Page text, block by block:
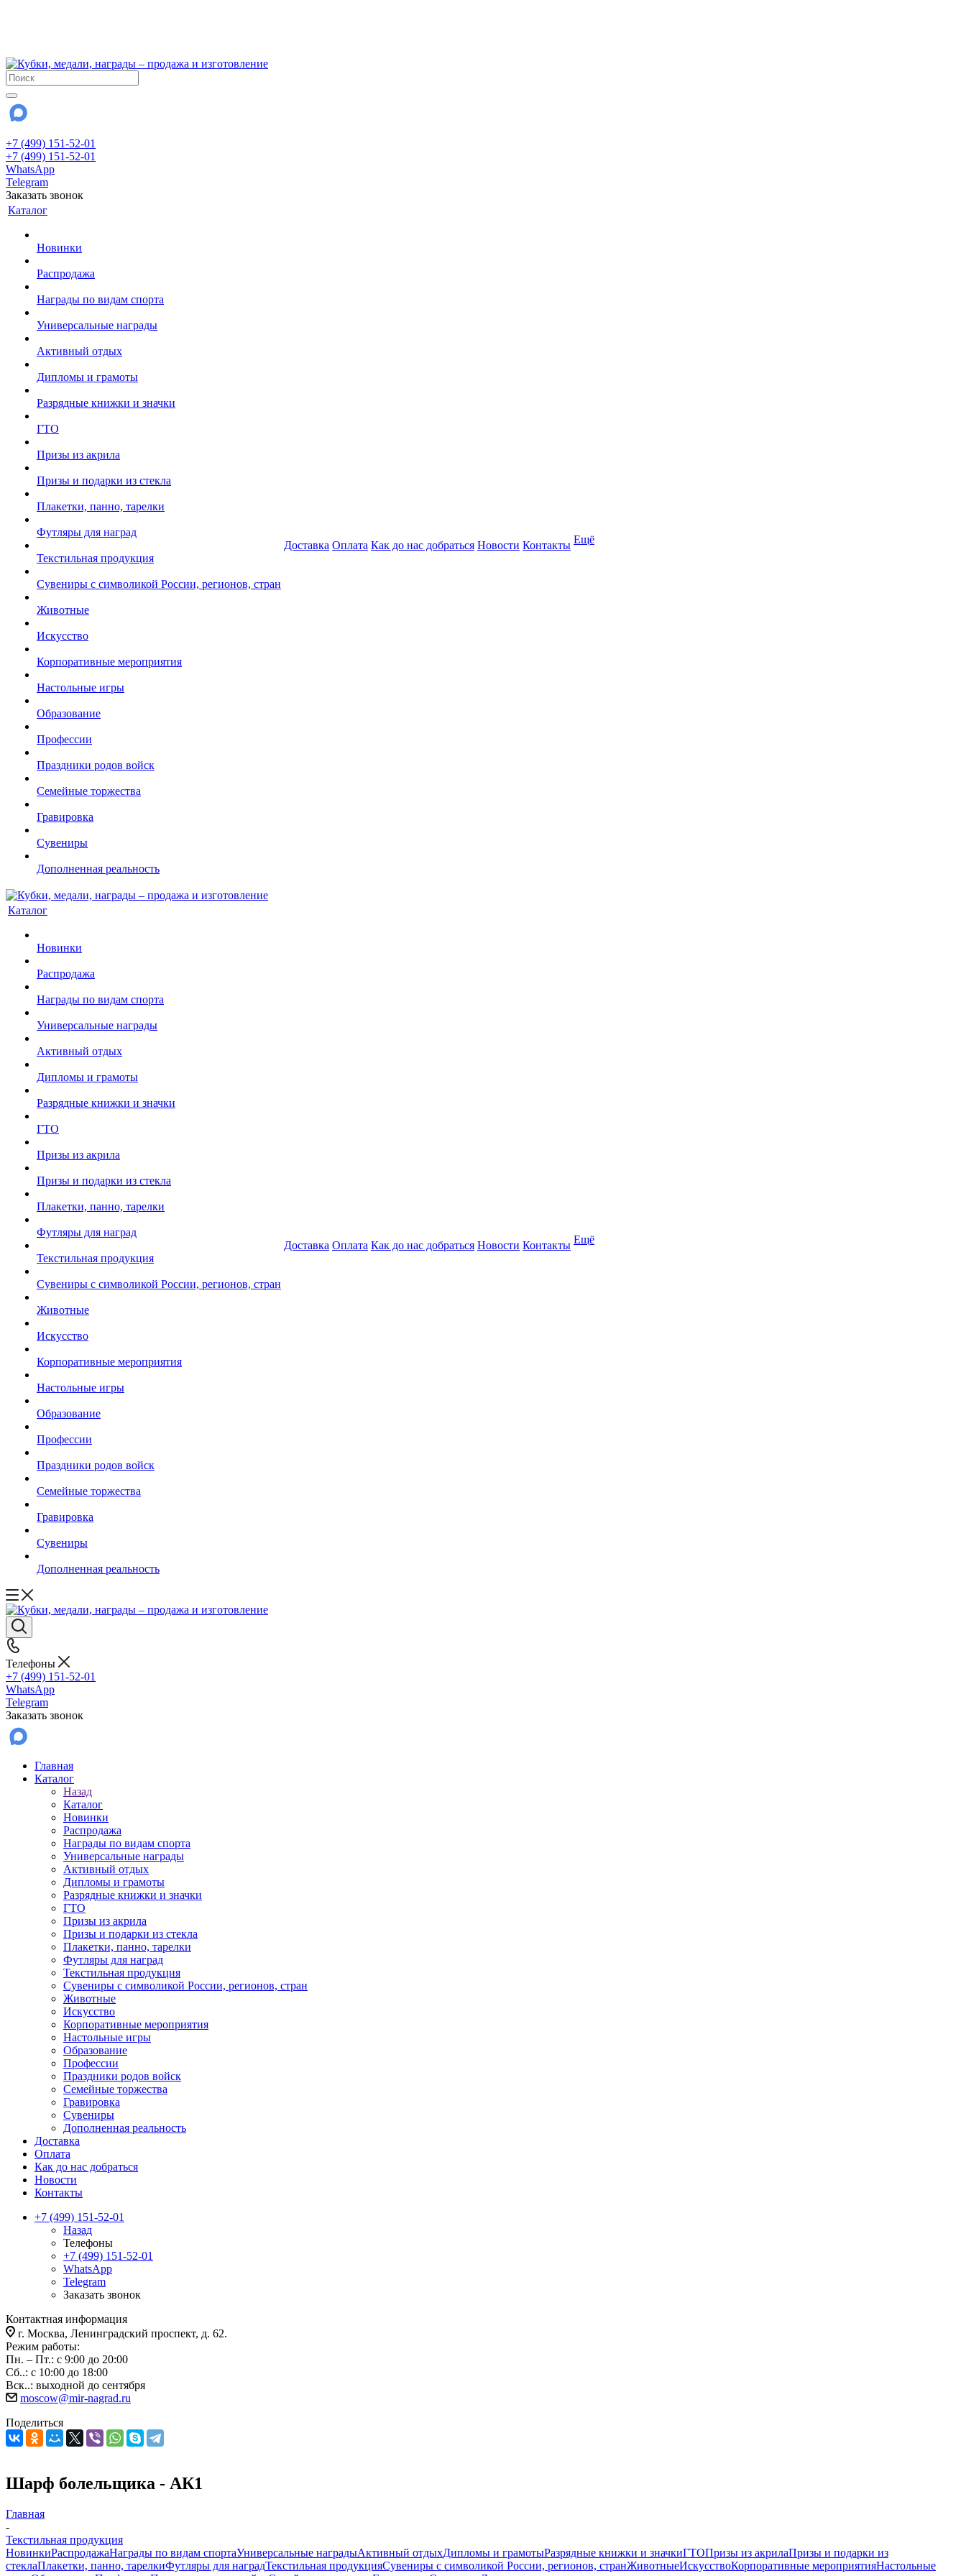
+7 (499) 151-52-01
+7 (499) 151-52-01
WhatsApp
Telegram
Заказать звонок
Каталог
Новинки
Распродажа
Награды по видам спорта
Универсальные награды
Активный отдых
Дипломы и грамоты
Разрядные книжки и значки
ГТО
Призы из акрила
Призы и подарки из стекла
Плакетки, панно, тарелки
Футляры для наград
Текстильная продукция
Сувениры с символикой России, регионов, стран
Животные
Искусство
Корпоративные мероприятия
Настольные игры
Образование
Профессии
Праздники родов войск
Семейные торжества
Гравировка
Сувениры
Дополненная реальность
Доставка Оплата Как до нас добраться Новости Контакты Ещё
Каталог
Новинки
Распродажа
Награды по видам спорта
Универсальные награды
Активный отдых
Дипломы и грамоты
Разрядные книжки и значки
ГТО
Призы из акрила
Призы и подарки из стекла
Плакетки, панно, тарелки
Футляры для наград
Текстильная продукция
Сувениры с символикой России, регионов, стран
Животные
Искусство
Корпоративные мероприятия
Настольные игры
Образование
Профессии
Праздники родов войск
Семейные торжества
Гравировка
Сувениры
Дополненная реальность
Доставка Оплата Как до нас добраться Новости Контакты Ещё
Телефоны
+7 (499) 151-52-01
WhatsApp
Telegram
Заказать звонок
Главная
Каталог
Назад
Каталог
Новинки
Распродажа
Награды по видам спорта
Универсальные награды
Активный отдых
Дипломы и грамоты
Разрядные книжки и значки
ГТО
Призы из акрила
Призы и подарки из стекла
Плакетки, панно, тарелки
Футляры для наград
Текстильная продукция
Сувениры с символикой России, регионов, стран
Животные
Искусство
Корпоративные мероприятия
Настольные игры
Образование
Профессии
Праздники родов войск
Семейные торжества
Гравировка
Сувениры
Дополненная реальность
Доставка
Оплата
Как до нас добраться
Новости
Контакты
+7 (499) 151-52-01
Назад
Телефоны
+7 (499) 151-52-01
WhatsApp
Telegram
Заказать звонок
Контактная информация
г. Москва, Ленинградский проспект, д. 62.
Режим работы:
Пн. – Пт.: с 9:00 до 20:00
Сб..: с 10:00 до 18:00
Вск..: выходной до сентября
moscow@mir-nagrad.ru
Поделиться
Шарф болельщика - АК1
Главная
-
Текстильная продукция
НовинкиРаспродажаНаграды по видам спортаУниверсальные наградыАктивный отдыхДипломы и грамотыРазрядные книжки и значкиГТОПризы из акрилаПризы и подарки из
стеклаПлакетки, панно, тарелкиФутляры для наградТекстильная продукцияСувениры с символикой России, регионов, странЖивотныеИскусствоКорпоративные мероприятияНастольные